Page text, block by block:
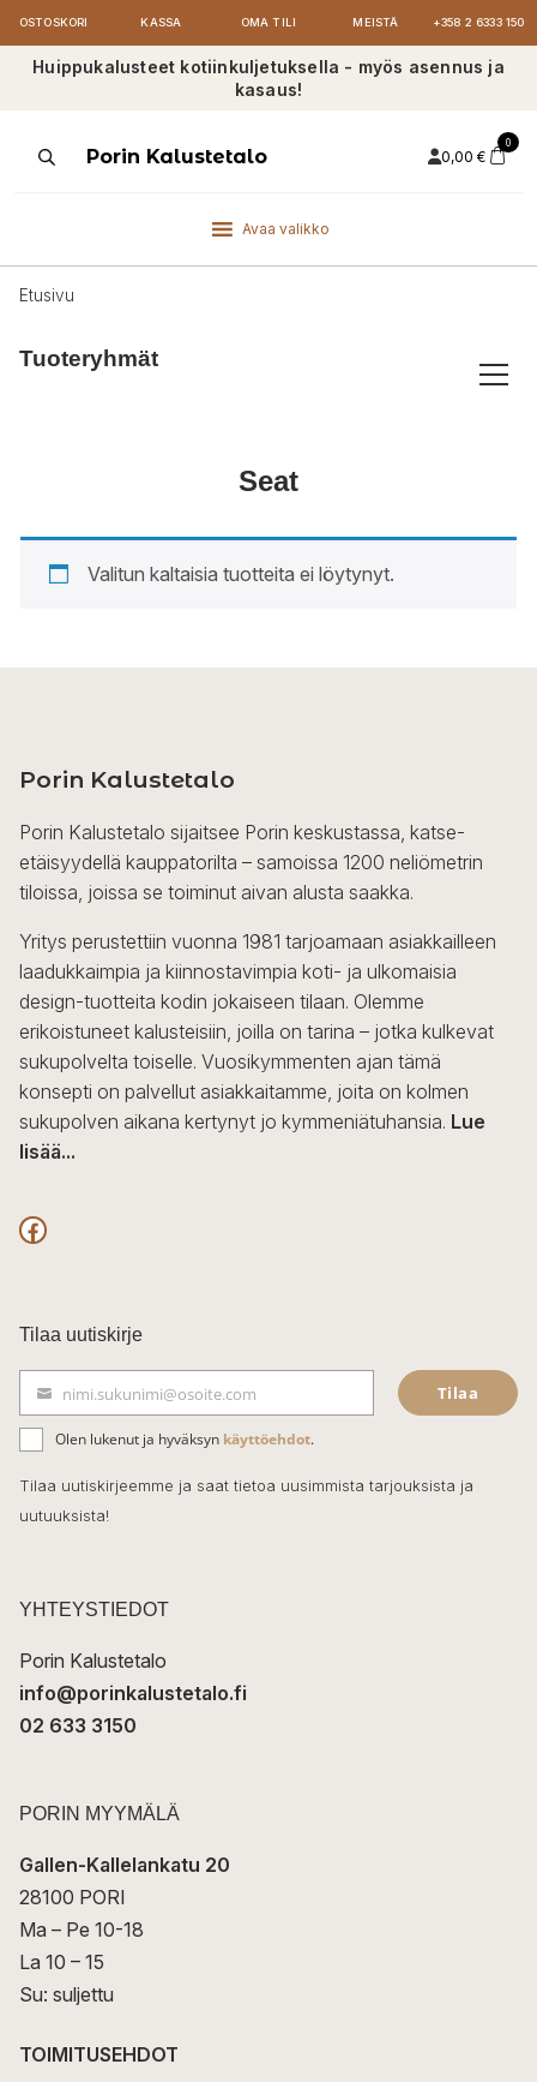
OSTOSKORI KASSA OMA TILI MEISTÄ +358 2 6333 150
Huippukalusteet kotiinkuljetuksella - myös asennus ja
kasaus!
ProductsPorin Kalustetalo 0,00 €
0
Avaa valikko
Etusivu
Tuoteryhmät
Seat
Valitun kaltaisia tuotteita ei löytynyt.
Porin Kalustetalo
Porin Kalustetalo sijaitsee Porin keskustassa, katse-
etäisyydellä kauppatorilta – samoissa 1200 neliömetrin
tiloissa, joissa se toiminut aivan alusta saakka.
Yritys perustettiin vuonna 1981 tarjoamaan asiakkailleen
laadukkaimpia ja kiinnostavimpia koti- ja ulkomaisia
design-tuotteita kodin jokaiseen tilaan. Olemme
erikoistuneet kalusteisiin, joilla on tarina – jotka kulkevat
sukupolvelta toiselle. Vuosikymmenten ajan tämä
konsepti on palvellut asiakkaitamme, joita on kolmen
sukupolven aikana kertynyt jo kymmeniätuhansia. Lue
lisää...
F
c
e
b
o
o
k
Tilaa uutiskirje
ä
h
k
t
nimi.sukunimi@osoite.com Tilaa
Olen lukenut ja hyväksyn käyttöehdot.
Tilaa uutiskirjeemme ja saat tietoa uusimmista tarjouksista ja
uutuuksista!
YHTEYSTIEDOT
Porin Kalustetalo
info@porinkalustetalo.fi
02 633 3150
PORIN MYYMÄLÄ
Gallen-Kallelankatu 20
28100 PORI
Ma – Pe 10-18
La 10 – 15
Su: suljettu
TOIMITUSEHDOT